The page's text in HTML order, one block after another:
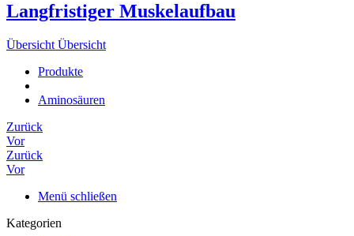
Langfristiger Muskelaufbau
Übersicht Übersicht
Produkte
Aminosäuren
Zurück
Vor
Zurück
Vor
Menü schließen
Kategorien